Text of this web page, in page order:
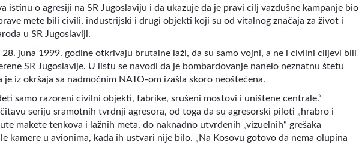
istinu o agresiji na SR Jugoslaviju i da ukazuje da je pravi cilj vazdušne kampanje bio
mete bili civili, industrijski i drugi objekti koji su od vitalnog značaja za život i
u SR Jugoslaviji.
28. juna 1999. godine otkrivaju brutalne laži, da su samo vojni, a ne i civilni ciljevi bili
SR Jugoslavije. U listu se navodi da je bombardovanje nanelo neznatnu štetu
iz okršaja sa nadmoćnim NATO-om izašla skoro neoštećena.
samo razoreni civilni objekti, fabrike, srušeni mostovi i uništene centrale.“
seriju sramotnih tvrdnji agresora, od toga da su agresorski piloti „hrabro i
makete tenkova i lažnih meta, do naknadno utvrđenih „vizuelnih“ grešaka
kamere u avionima, kada ih ustvari nije bilo. „Na Kosovu gotovo da nema olupina